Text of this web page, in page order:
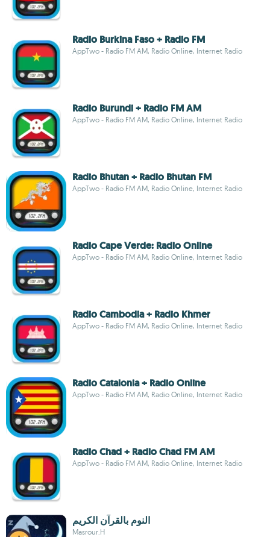
Radio Burkina Faso + Radio FM
AppTwo - Radio FM AM, Radio Online, Internet Radio
Radio Burundi + Radio FM AM
AppTwo - Radio FM AM, Radio Online, Internet Radio
Radio Bhutan + Radio Bhutan FM
AppTwo - Radio FM AM, Radio Online, Internet Radio
Radio Cape Verde: Radio Online
AppTwo - Radio FM AM, Radio Online, Internet Radio
Radio Cambodia + Radio Khmer
AppTwo - Radio FM AM, Radio Online, Internet Radio
Radio Catalonia + Radio Online
AppTwo - Radio FM AM, Radio Online, Internet Radio
Radio Chad + Radio Chad FM AM
AppTwo - Radio FM AM, Radio Online, Internet Radio
النوم بالقرآن الكريم
Masrour.H